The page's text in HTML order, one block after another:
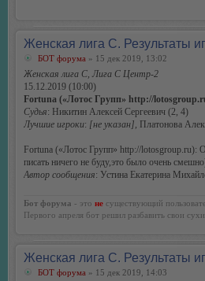
Женская лига С. Результаты
БОТ форума » 15 дек 2019, 13:02
Женская лига С, Лига С Центр-2
15.12.2019 (10:00)
Fortuna («Лотос Групп» http://
Судья: Никитин Алексей Сергеевич (2, 4)
Лучшие игроки: [не указан], Платонова
Fortuna («Лотос Групп» http://
писать ничего не буду,это было очень
Автор сообщения: Устина Екатерина
Бот форума - это не существующий
Первого апреля бот решил разбавить свои
Женская лига С. Результаты
БОТ форума » 15 дек 2019, 14:03